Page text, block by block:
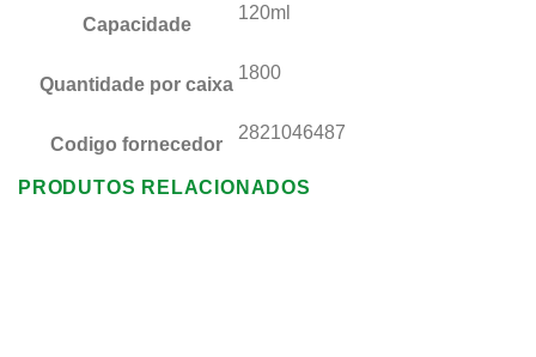
Capacidade
120ml
Quantidade por caixa
1800
Codigo fornecedor
2821046487
PRODUTOS RELACIONADOS